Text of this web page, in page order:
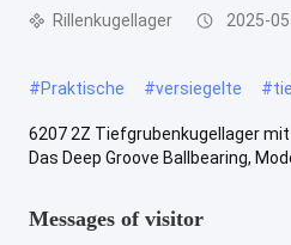
Rillenkugellager 2025-
#Praktische #versiegelte #
6207 2Z Tiefgrubenkugellager
Das Deep Groove Ballbearing,
Messages of visitor